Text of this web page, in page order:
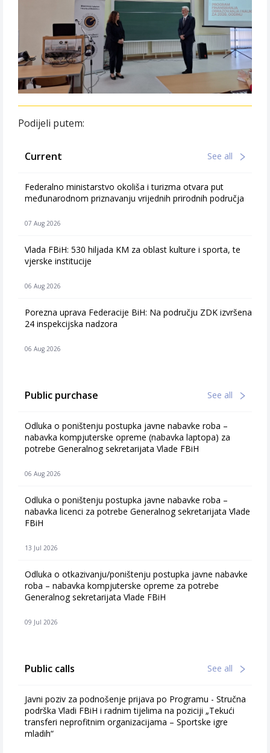
Podijeli putem:
Current See all
Federalno ministarstvo okoliša i turizma otvara put
međunarodnom priznavanju vrijednih prirodnih područja
07 Aug 2026
Vlada FBiH: 530 hiljada KM za oblast kulture i sporta, te
vjerske institucije
06 Aug 2026
Porezna uprava Federacije BiH: Na području ZDK izvršena
24 inspekcijska nadzora
06 Aug 2026
Public purchase See all
Odluka o poništenju postupka javne nabavke roba –
nabavka kompjuterske opreme (nabavka laptopa) za
potrebe Generalnog sekretarijata Vlade FBiH
06 Aug 2026
Odluka o poništenju postupka javne nabavke roba –
nabavka licenci za potrebe Generalnog sekretarijata Vlade
FBiH
13 Jul 2026
Odluka o otkazivanju/poništenju postupka javne nabavke
roba – nabavka kompjuterske opreme za potrebe
Generalnog sekretarijata Vlade FBiH
09 Jul 2026
Public calls See all
Javni poziv za podnošenje prijava po Programu - Stručna
podrška Vladi FBiH i radnim tijelima na poziciji „Tekući
transferi neprofitnim organizacijama – Sportske igre
mladih“